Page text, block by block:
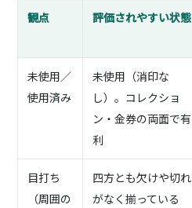
観点 評価されやすい状態
未使用／
使用済み
未使用（消印な
し）。コレクショ
ン・金券の両面で有
利
目打ち
（周囲の
四方とも欠けや切れ
がなく揃っている